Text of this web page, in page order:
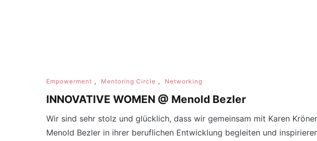
Empowerment , Mentoring Circle , Networking
INNOVATIVE WOMEN @ Menold Bezler
Wir sind sehr stolz und glücklich, dass wir gemeinsam mit Karen
Menold Bezler in ihrer beruflichen Entwicklung begleiten und